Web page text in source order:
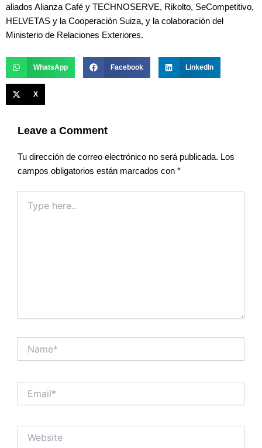
aliados Alianza Café y TECHNOSERVE, Rikolto, SeCompetitivo,
HELVETAS y la Cooperación Suiza, y la colaboración del
Ministerio de Relaciones Exteriores.
WhatsApp Facebook LinkedIn
X
Leave a Comment
Tu dirección de correo electrónico no será publicada. Los
campos obligatorios están marcados con *
here..